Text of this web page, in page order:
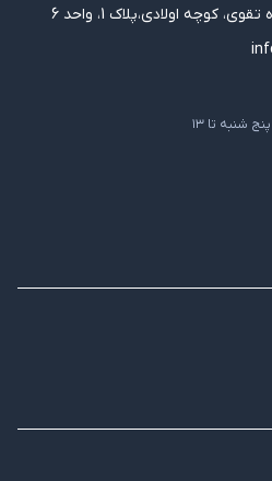
کوچه اولادی،پلاک 1، واحد 6